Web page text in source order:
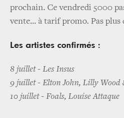
prochain. Ce vendredi 5000
vente... à tarif promo. Pas plus
Les artistes confirmés :
8 juillet - Les Insus
9 juillet - Elton John, Lilly Wood
10 juillet - Foals, Louise Attaque